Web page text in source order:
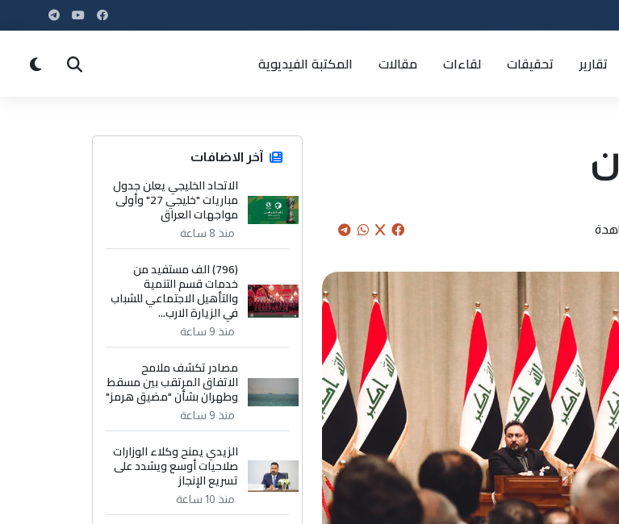
تقارير تحقيقات لقاءات مقالات المكتبة الفيديوية
آخر الاضافات
الاتحاد الخليجي يعلن جدول
مباريات "خليجي 27" وأولى
مواجهات العراق
منذ 8 ساعة
(796) الف مستفيد من
خدمات قسم التنمية
والتأهيل الاجتماعي للشباب
في الزيارة الارب...
منذ 9 ساعة
مصادر تكشف ملامح
الاتفاق المرتقب بين مسقط
وطهران بشأن "مضيق هرمز"
منذ 9 ساعة
الزيدي يمنح وكلاء الوزارات
صلاحيات أوسع ويشدد على
تسريع الإنجاز
منذ 10 ساعة